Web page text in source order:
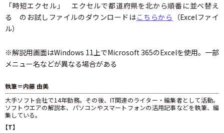
「時短エクセル」 エクセルで都道府県を北から順番に並べ替え
る のお試しファイルのダウンロードはこちらから
（Excelファイ
ル）
※解説用画面はWindows 11上でMicrosoft 365のExcelを使用。一部
メニュー名などが異なる場合がある
執筆＝内藤 由美
大手ソフト会社で14年勤務。その後、IT関連のライター・編集者として活動。
ソフトウエアの解説本、パソコンやスマートフォンの活用記事などを執筆、編
集している。
【T】